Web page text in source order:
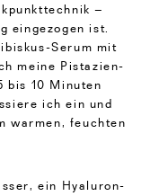
–
eingezogen ist.
Serum mit
meine Pistazien-
bis 10 Minuten
ich ein und
warmen, feuchten
ein Hyaluron-